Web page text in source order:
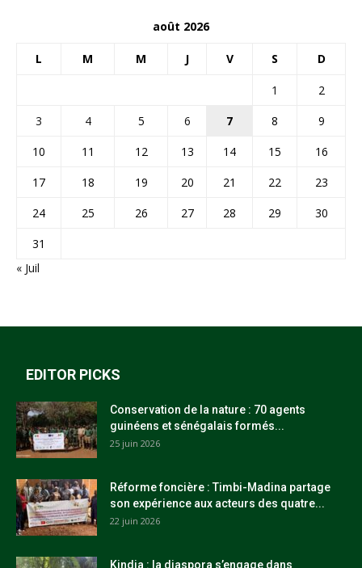
août 2026
L M M J V S D
1
2
3
4 5 6 7 8
9
10
11 12 13 14 15
16
17
18 19 20 21 22
23
24
25 26 27 28 29
30
31
« Juil
EDITOR PICKS
Conservation de la nature : 70 agents
guinéens et sénégalais formés...
25 juin 2026
Réforme foncière : Timbi-Madina partage
son expérience aux acteurs des quatre...
22 juin 2026
Kindia : la diaspora s’engage dans